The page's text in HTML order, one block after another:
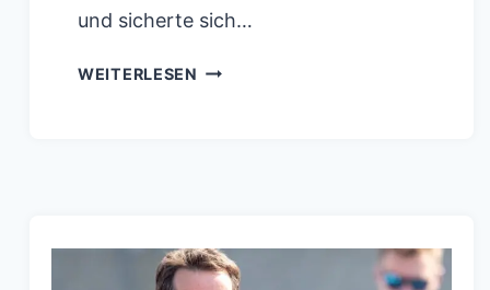
und sicherte sich…
WEITERLESEN SAILGP:
ROLEX